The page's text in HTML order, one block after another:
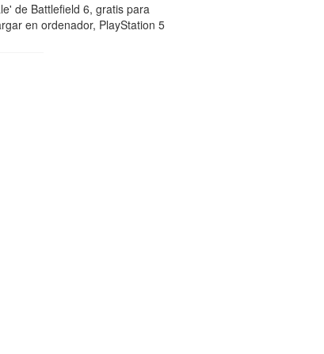
de Battlefield 6, gratis para
en ordenador, PlayStation 5